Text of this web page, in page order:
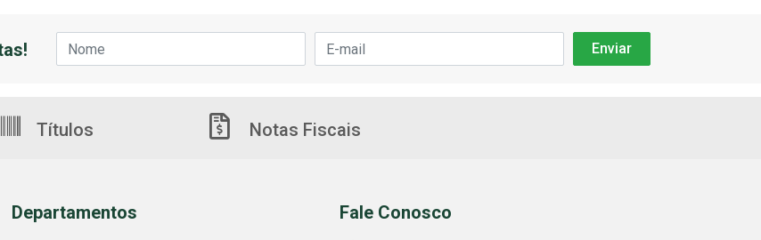
Títulos Notas Fiscais
Departamentos Fale Conosco